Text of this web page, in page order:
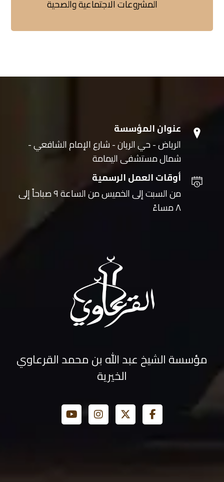
المشروعات الاجتماعية والصحية
عنوان المؤسسة
الرياض - حي الريان - شارع الإمام الشافعي -
شمال مستشفى اليمامة
أوقات العمل الرسمية
من السبت إلى الخميس من الساعة ٩ صباحاً إلى
٨ مساءً
مؤسسة الشيخ عبد الله بن محمد القرعاوي
الخيرية